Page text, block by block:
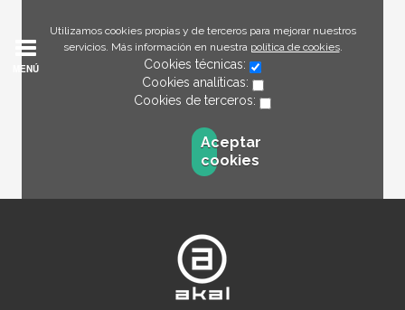
Utilizamos cookies propias y de terceros para mejorar nuestros
servicios. Más información en nuestra política de cookies.
Cookies técnicas:
Cookies analíticas:
Cookies de terceros:
Aceptar
cookies
MENÚ